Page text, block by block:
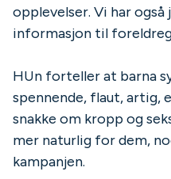
opplevelser. Vi har
informasjon til
HUn forteller at barna
spennende, flaut, artig,
snakke om kropp og
mer naturlig for dem,
kampanjen.